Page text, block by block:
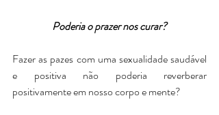
Poderia o prazer nos curar?
Fazer as pazes com uma sexualidade saudável
e positiva não poderia reverberar
positivamente em nosso corpo e mente?